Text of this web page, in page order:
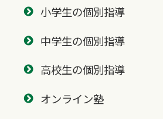
小学生の個別指導
中学生の個別指導
高校生の個別指導
オンライン塾